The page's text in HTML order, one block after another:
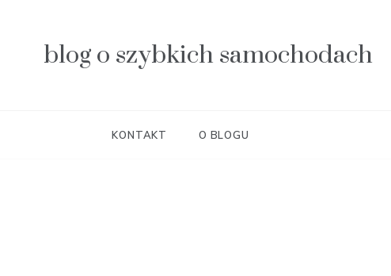
blog o szybkich samochodach
KONTAKT O BLOGU